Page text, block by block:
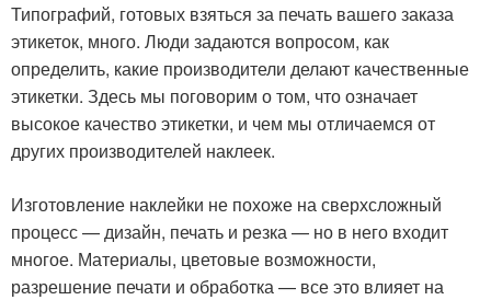
Типографий, готовых взяться за печать вашего заказа
этикеток, много. Люди задаются вопросом, как
определить, какие производители делают качественные
этикетки. Здесь мы поговорим о том, что означает
высокое качество этикетки, и чем мы отличаемся от
других производителей наклеек.
Изготовление наклейки не похоже на сверхсложный
процесс — дизайн, печать и резка — но в него входит
многое. Материалы, цветовые возможности,
разрешение печати и обработка — все это влияет на